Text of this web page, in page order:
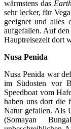
wärmstens das
sehr lecker, für
geeignet und alles
aufgefallen. Auf
Hauptreisezeit dort
Nusa Penida
Nusa Penida war
im Südosten vor
Speedboat vom
haben uns dort die
Natur gefallen. Als
(Somayan